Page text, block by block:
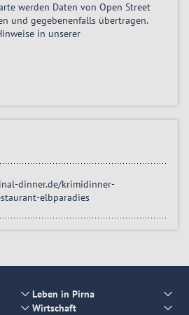
werden Daten von Open Street
und gegebenenfalls übertragen.
in unserer
dinner.de/krimidinner-
elbparadies
Leben in Pirna
Wirtschaft